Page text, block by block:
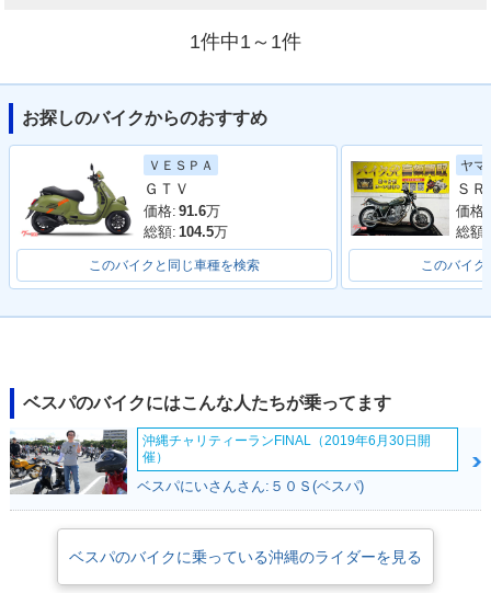
1件中1～1件
お探しのバイクからのおすすめ
ＶＥＳＰＡ
ＧＴＶ
価格: 91.6万
総額: 104.5万
このバイクと同じ車種を検索
ヤマ
価格:
総額:
このバイ
ベスパのバイクにはこんな人たちが乗ってます
沖縄チャリティーランFINAL（2019年6月30日開
催）
ベスパにいさんさん:５０Ｓ(ベスパ)
ベスパのバイクに乗っている沖縄のライダーを見る